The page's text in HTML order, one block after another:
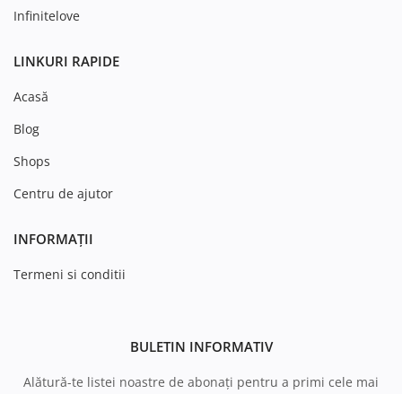
Infinitelove
LINKURI RAPIDE
Acasă
Blog
Shops
Centru de ajutor
INFORMAȚII
Termeni si conditii
BULETIN INFORMATIV
Alătură-te listei noastre de abonați pentru a primi cele mai